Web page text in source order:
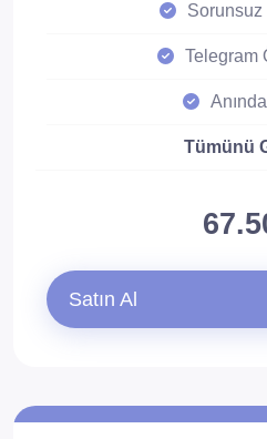
Sorunsuz
Telegram
Tümünü
Satın Al